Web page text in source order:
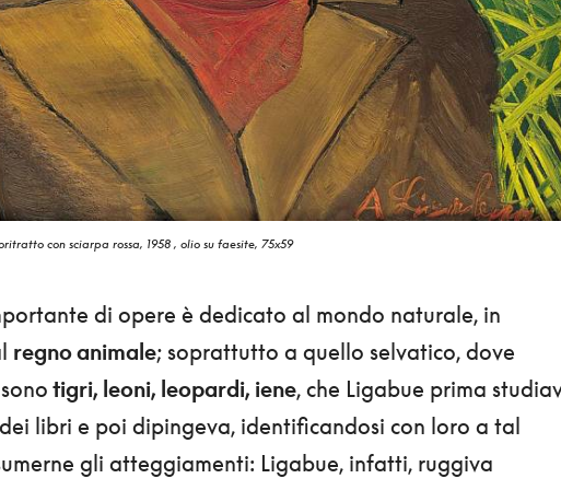
con sciarpa rossa, 1958 , olio su faesite, 75x59
di opere è dedicato al mondo naturale, in
regno animale; soprattutto a quello selvatico, dove
tigri, leoni, leopardi, iene, che Ligabue prima
libri e poi dipingeva, identificandosi con loro a tal
gli atteggiamenti: Ligabue, infatti, ruggiva